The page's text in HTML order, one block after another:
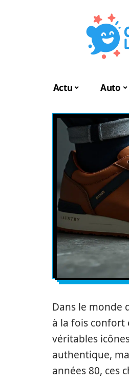
Actu Auto
Dans le monde
à la fois confort
véritables
authentique,
années 80, ces